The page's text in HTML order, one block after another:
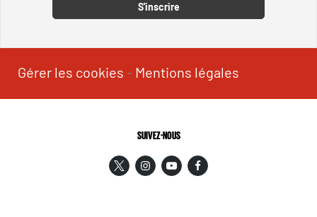
S'inscrire
Gérer les cookies - Mentions légales
SUIVEZ-NOUS